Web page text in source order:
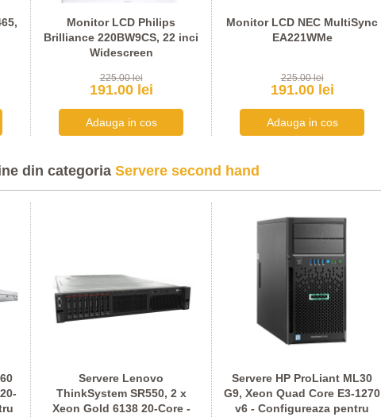
Monitor LCD Philips
Brilliance 220BW9CS, 22 inci
Widescreen
225.00 lei
191.00 lei
Monitor LCD NEC MultiSync
EA221WMe
225.00 lei
191.00 lei
din categoria Servere second hand
Servere Lenovo
ThinkSystem SR550, 2 x
Xeon Gold 6138 20-Core -
Servere HP ProLiant ML30
G9, Xeon Quad Core E3-1270
v6 - Configureaza pentru